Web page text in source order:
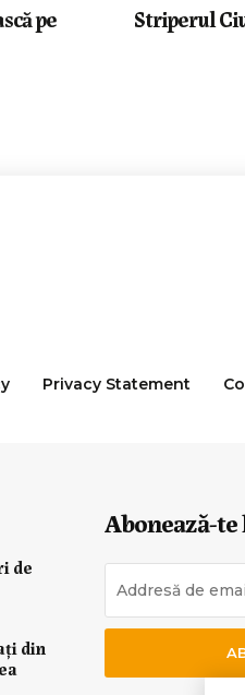
pe
Striperul
Privacy Statement
de
din
Abonează-